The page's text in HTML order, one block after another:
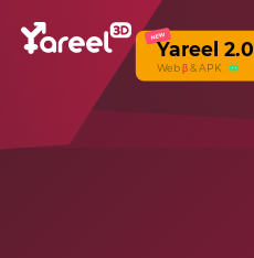
NEW
Yareel 2.0
Webβ & APK